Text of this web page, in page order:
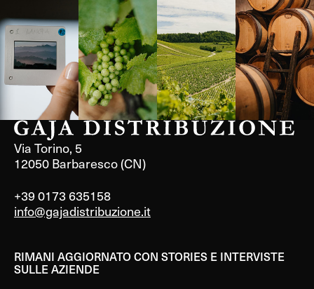
Borgogna,
Francia
Borgogna,
Francia
Instagram
Via Torino, 5
12050 Barbaresco (CN)
+39 0173 635158
info@gajadistribuzione.it
RIMANI AGGIORNATO CON STORIES E INTERVISTE
SULLE AZIENDE